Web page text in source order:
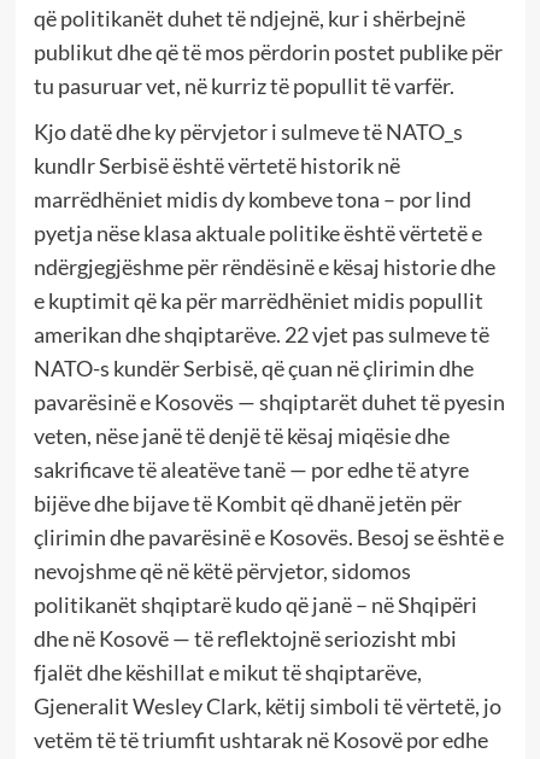
që politikanët duhet të ndjejnë, kur i shërbejnë
publikut dhe që të mos përdorin postet publike për
tu pasuruar vet, në kurriz të popullit të varfër.
Kjo datë dhe ky përvjetor i sulmeve të NATO_s
kundlr Serbisë është vërtetë historik në
marrëdhëniet midis dy kombeve tona – por lind
pyetja nëse klasa aktuale politike është vërtetë e
ndërgjegjëshme për rëndësinë e kësaj historie dhe
e kuptimit që ka për marrëdhëniet midis popullit
amerikan dhe shqiptarëve. 22 vjet pas sulmeve të
NATO-s kundër Serbisë, që çuan në çlirimin dhe
pavarësinë e Kosovës — shqiptarët duhet të pyesin
veten, nëse janë të denjë të kësaj miqësie dhe
sakrificave të aleatëve tanë — por edhe të atyre
bijëve dhe bijave të Kombit që dhanë jetën për
çlirimin dhe pavarësinë e Kosovës. Besoj se është e
nevojshme që në këtë përvjetor, sidomos
politikanët shqiptarë kudo që janë – në Shqipëri
dhe në Kosovë — të reflektojnë seriozisht mbi
fjalët dhe këshillat e mikut të shqiptarëve,
Gjeneralit Wesley Clark, këtij simboli të vërtetë, jo
vetëm të të triumfit ushtarak në Kosovë por edhe